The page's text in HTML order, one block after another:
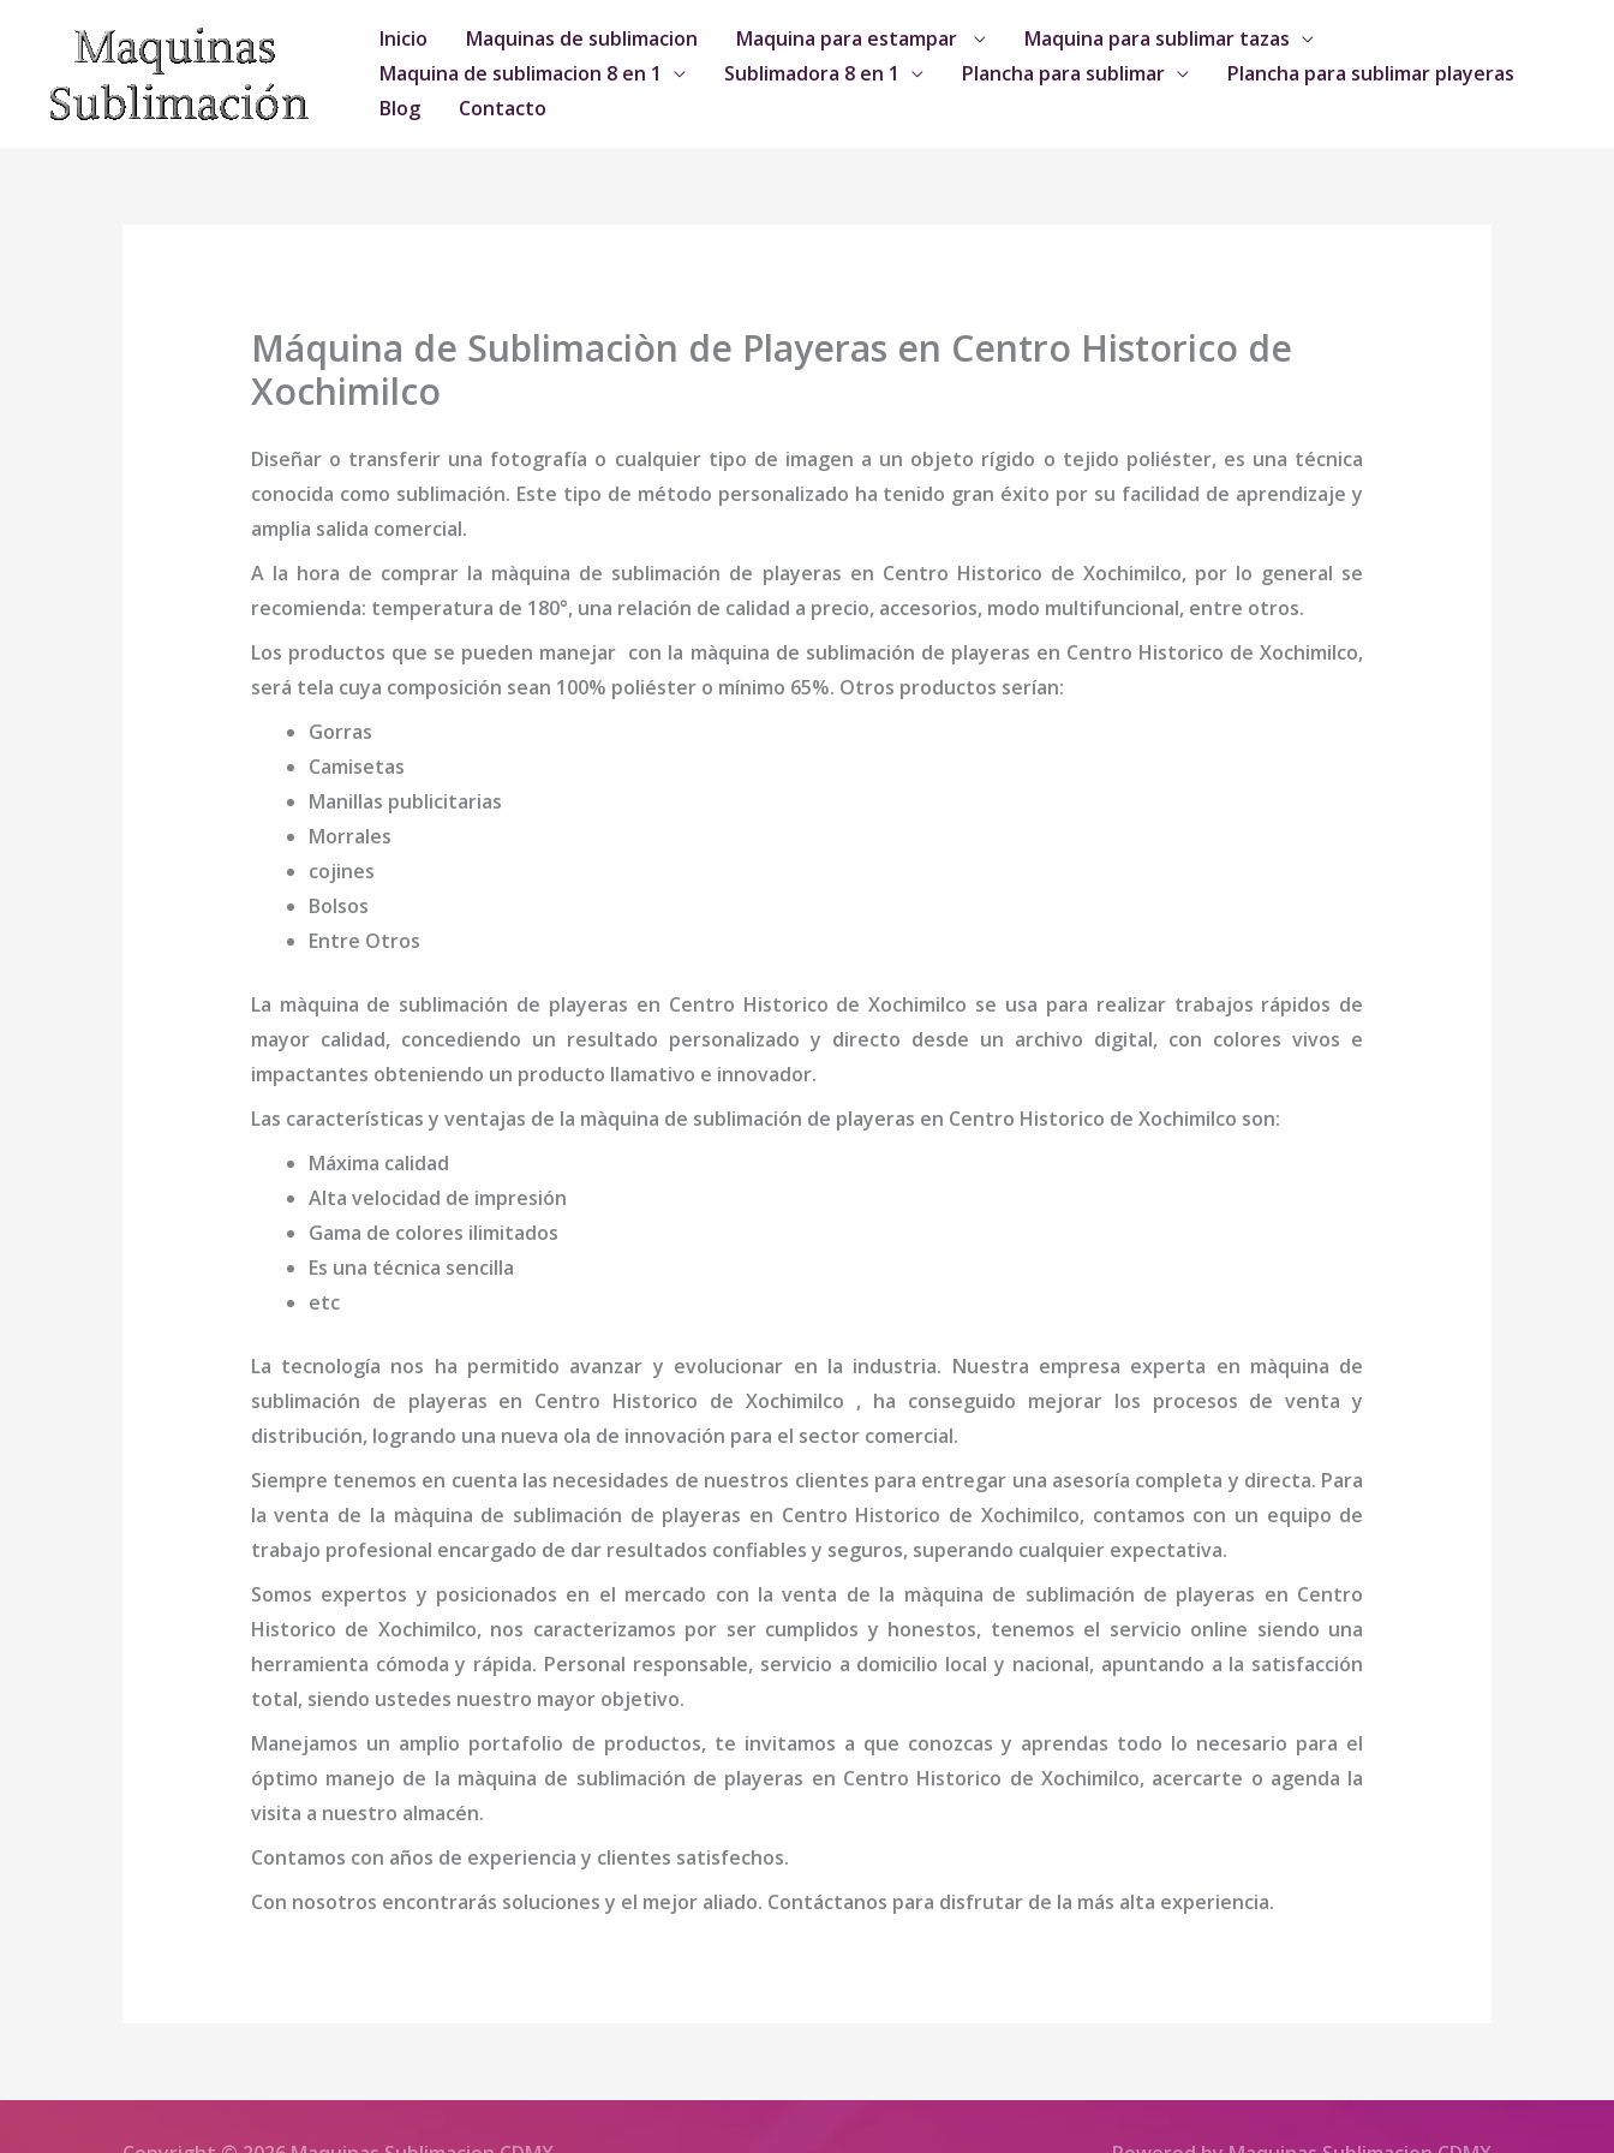
contenido
Inicio Maquinas de sublimacion Maquina para estampar
Maquina para sublimar tazas
Maquina de sublimacion 8 en 1
Sublimadora 8 en 1 Plancha para sublimar
Plancha para sublimar playeras
Blog
Contacto
Máquina de Sublimaciòn de Playeras en Centro Historico de
Xochimilco
Diseñar o transferir una fotografía o cualquier tipo de imagen a un objeto rígido o tejido poliéster, es una técnica
conocida como sublimación. Este tipo de método personalizado ha tenido gran éxito por su facilidad de aprendizaje y
amplia salida comercial.
A la hora de comprar la màquina de sublimación de playeras en Centro Historico de Xochimilco, por lo general se
recomienda: temperatura de 180°, una relación de calidad a precio, accesorios, modo multifuncional, entre otros.
Los productos que se pueden manejar con la màquina de sublimación de playeras en Centro Historico de Xochimilco,
será tela cuya composición sean 100% poliéster o mínimo 65%. Otros productos serían:
Gorras
Camisetas
Manillas publicitarias
Morrales
cojines
Bolsos
Entre Otros
La màquina de sublimación de playeras en Centro Historico de Xochimilco se usa para realizar trabajos rápidos de
mayor calidad, concediendo un resultado personalizado y directo desde un archivo digital, con colores vivos e
impactantes obteniendo un producto llamativo e innovador.
Las características y ventajas de la màquina de sublimación de playeras en Centro Historico de Xochimilco son:
Máxima calidad
Alta velocidad de impresión
Gama de colores ilimitados
Es una técnica sencilla
etc
La tecnología nos ha permitido avanzar y evolucionar en la industria. Nuestra empresa experta en màquina de
sublimación de playeras en Centro Historico de Xochimilco , ha conseguido mejorar los procesos de venta y
distribución, logrando una nueva ola de innovación para el sector comercial.
Siempre tenemos en cuenta las necesidades de nuestros clientes para entregar una asesoría completa y directa. Para
la venta de la màquina de sublimación de playeras en Centro Historico de Xochimilco, contamos con un equipo de
trabajo profesional encargado de dar resultados confiables y seguros, superando cualquier expectativa.
Somos expertos y posicionados en el mercado con la venta de la màquina de sublimación de playeras en Centro
Historico de Xochimilco, nos caracterizamos por ser cumplidos y honestos, tenemos el servicio online siendo una
herramienta cómoda y rápida. Personal responsable, servicio a domicilio local y nacional, apuntando a la satisfacción
total, siendo ustedes nuestro mayor objetivo.
Manejamos un amplio portafolio de productos, te invitamos a que conozcas y aprendas todo lo necesario para el
óptimo manejo de la màquina de sublimación de playeras en Centro Historico de Xochimilco, acercarte o agenda la
visita a nuestro almacén.
Contamos con años de experiencia y clientes satisfechos.
Con nosotros encontrarás soluciones y el mejor aliado. Contáctanos para disfrutar de la más alta experiencia.